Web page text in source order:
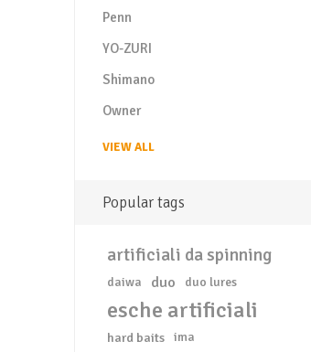
Penn
YO-ZURI
Shimano
Owner
VIEW ALL
Popular tags
artificiali da spinning
daiwa duo duo lures
esche artificiali
hard baits ima